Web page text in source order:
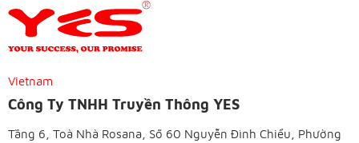
Vietnam
Công Ty TNHH Truyền Thông YES
Tầng 6, Toà Nhà Rosana, Số 60 Nguyễn Đình Chiểu, Phường